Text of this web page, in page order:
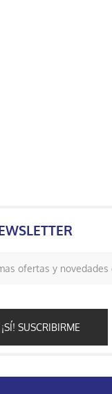
ofertas y novedades
¡SÍ! SUSCRIBIRME